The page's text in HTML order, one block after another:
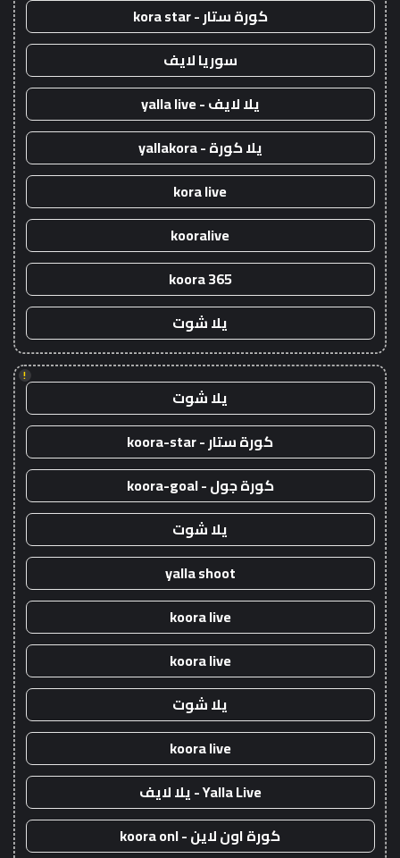
كورة ستار - kora star
سوريا لايف
يلا لايف - yalla live
يلا كورة - yallakora
kora live
kooralive
koora 365
يلا شوت
!
يلا شوت
كورة ستار - koora-star
كورة جول - koora-goal
يلا شوت
yalla shoot
koora live
koora live
يلا شوت
koora live
Yalla Live - يلا لايف
كورة اون لاين - koora onl